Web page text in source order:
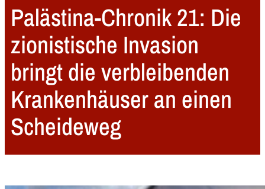
Palästina-Chronik 21: Die
zionistische Invasion
bringt die verbleibenden
Krankenhäuser an einen
Scheideweg